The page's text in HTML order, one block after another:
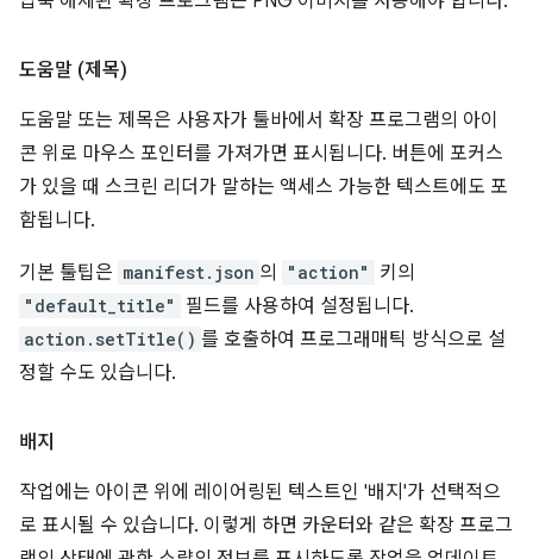
도움말 (제목)
도움말 또는 제목은 사용자가 툴바에서 확장 프로그램의 아이
콘 위로 마우스 포인터를 가져가면 표시됩니다. 버튼에 포커스
가 있을 때 스크린 리더가 말하는 액세스 가능한 텍스트에도 포
함됩니다.
기본 툴팁은 manifest.json 의 "action" 키의
"default_title" 필드를 사용하여 설정됩니다.
action.setTitle() 를 호출하여 프로그래매틱 방식으로 설
정할 수도 있습니다.
배지
작업에는 아이콘 위에 레이어링된 텍스트인 '배지'가 선택적으
로 표시될 수 있습니다. 이렇게 하면 카운터와 같은 확장 프로그